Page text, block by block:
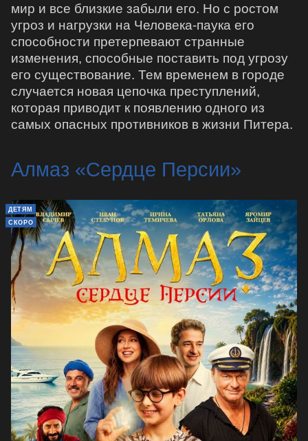
мир и все близкие забыли его. Но с ростом
угроз и нагрузки на Человека-паука его
способности претерпевают странные
изменения, способные поставить под угрозу
его существование. Тем временем в городе
случается новая цепочка преступлений,
которая приводит к появлению одного из
самых опасных противников в жизни Питера.
Алмаз «Сердце Персии»
ДЕТЯМ
СКОРО